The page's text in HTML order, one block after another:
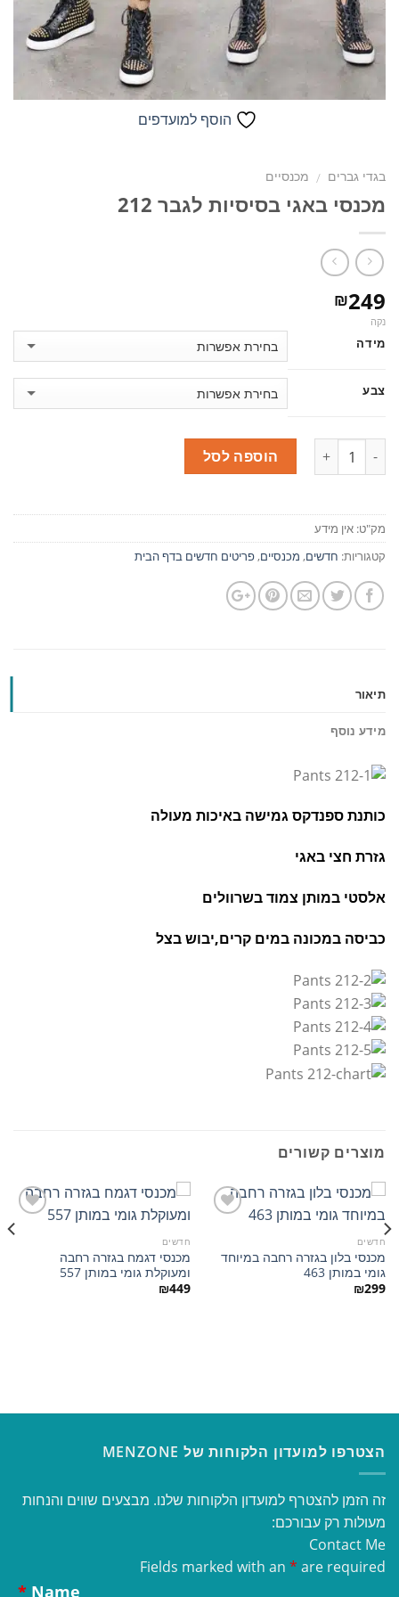
הוסף למועדפים
בגדי גברים / מכנסיים
מכנסי באגי בסיסיות לגבר 212
₪249
מידה
צבע
נקה
הוספה לסל
מק"ט: אין מידע
קטגוריות: חדשים, מכנסיים,פריטים חדשים בדף הבית
תיאור
מידע נוסף
כותנת ספנדקס גמישה באיכות מעולה
גזרת חצי באגי
אלסטי במותן צמוד בשרוולים
כביסה במכונה במים קרים,יבוש בצל
מוצרים קשורים
הוסף
חדשים
מכנסי בלון בגזרה רחבה במיוחד
גומי במותן 463
₪299
חדשים
מכנסי דגמח בגזרה רחבה
ומעוקלת גומי במותן 557
₪449
הצטרפו למועדון הלקוחות של MENZONE
זה הזמן להצטרף למועדון הלקוחות שלנו. מבצעים שווים והנחות
מעולות רק עבורכם:
Contact Me
Fields marked with an * are required
Name
*